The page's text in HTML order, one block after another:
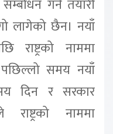
गर्ने तयारी
लागेको छैन। नयाँ
राष्ट्रको नाममा
समय नयाँ
दिन र सरकार
राष्ट्रको नाममा